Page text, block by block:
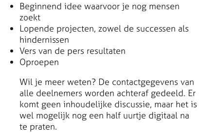
Beginnend idee waarvoor je nog mensen
zoekt
Lopende projecten, zowel de successen als
hindernissen
Vers van de pers resultaten
Oproepen
Wil je meer weten? De contactgegevens van
alle deelnemers worden achteraf gedeeld. Er
komt geen inhoudelijke discussie, maar het is
wel mogelijk nog een half uurtje digitaal na
te praten.